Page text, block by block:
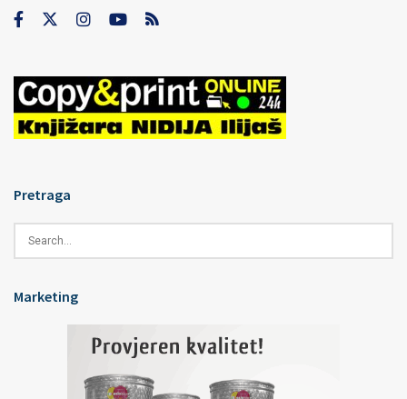
Pretraga
Marketing